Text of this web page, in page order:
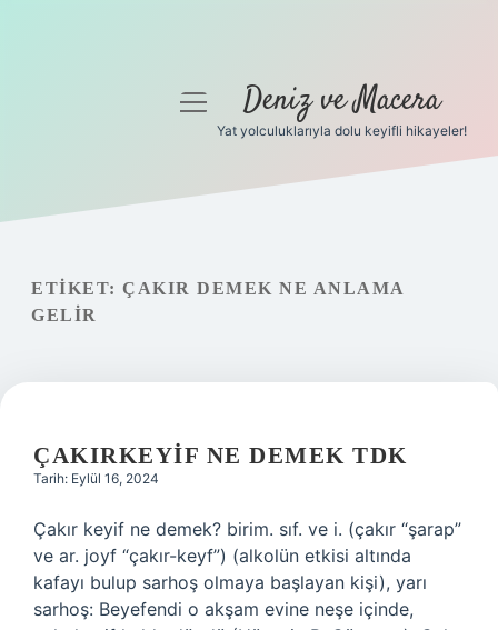
Gizlilik Politikası
Hakkımızda
menüyüDeniz ve Macera
Yat yolculuklarıyla dolu keyifli hikayeler!
ETIKET: ÇAKIR DEMEK NE ANLAMA
GELIR
ÇAKIRKEYIF NE DEMEK TDK
Tarih: Eylül 16, 2024
Çakır keyif ne demek? birim. sıf. ve i. (çakır “şarap”
ve ar. joyf “çakır-keyf”) (alkolün etkisi altında
kafayı bulup sarhoş olmaya başlayan kişi), yarı
sarhoş: Beyefendi o akşam evine neşe içinde,